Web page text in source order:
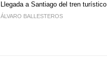
Llegada a Santiago del tren
ÁLVARO BALLESTEROS